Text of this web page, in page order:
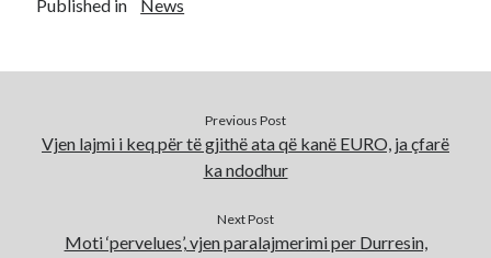
Published in News
Previous Post
Vjen lajmi i keq për të gjithë ata që kanë EURO, ja çfarë
ka ndodhur
Next Post
Moti ‘pervelues’, vjen paralajmerimi per Durresin,